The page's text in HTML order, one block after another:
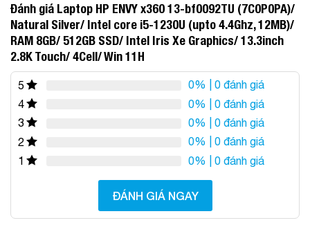
Đánh giá Laptop HP ENVY x360 13-bf0092TU (7C0P0PA)/
Natural Silver/ Intel core i5-1230U (upto 4.4Ghz, 12MB)/
RAM 8GB/ 512GB SSD/ Intel Iris Xe Graphics/ 13.3inch
2.8K Touch/ 4Cell/ Win 11H
5 0% | 0 đánh giá
4
0% | 0 đánh giá
3
0% | 0 đánh giá
2
0% | 0 đánh giá
1
0% | 0 đánh giá
ĐÁNH GIÁ NGAY